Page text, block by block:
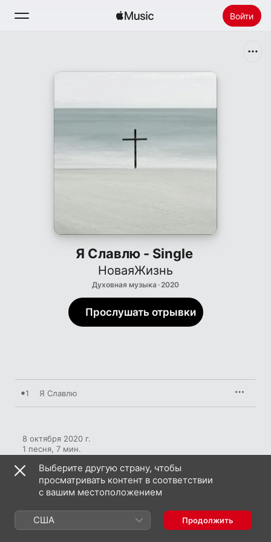
Войти
Новое
Я Славлю - Single
НоваяЖизнь
Духовная музыка · 2020
Прослушать отрывки
1 Я Славлю
8 октября 2020 г.
1 песня, 7 мин.
Вам может понравиться
Выберите другую страну, чтобы
просматривать контент в соответствии
с вашим местоположением
США Продолжить